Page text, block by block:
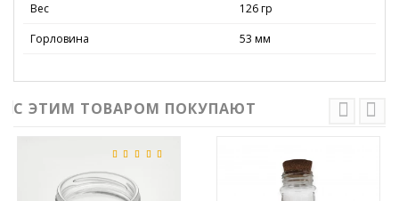
Вес
126 гр
Горловина
53 мм
С ЭТИМ ТОВАРОМ ПОКУПАЮТ